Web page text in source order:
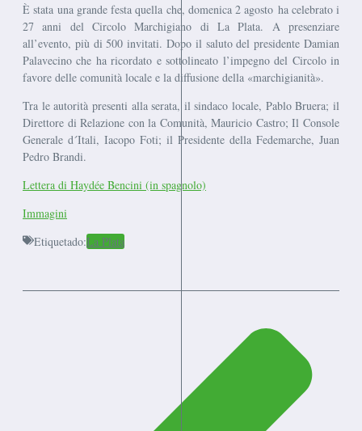
È stata una grande festa quella che, domenica 2 agosto ha celebrato i
27 anni del Circolo Marchigiano di La Plata. A presenziare
all’evento, più di 500 invitati. Dopo il saluto del presidente Damian
Palavecino che ha ricordato e sottolineato l’impegno del Circolo in
favore delle comunità locale e la diffusione della «marchigianità».
Tra le autorità presenti alla serata, il sindaco locale, Pablo Bruera; il
Direttore di Relazione con la Comunità, Mauricio Castro; Il Console
Generale d´Itali, Iacopo Foti; il Presidente della Fedemarche, Juan
Pedro Brandi.
Lettera di Haydée Bencini (in spagnolo)
Immagini
Etiquetado:La Plata